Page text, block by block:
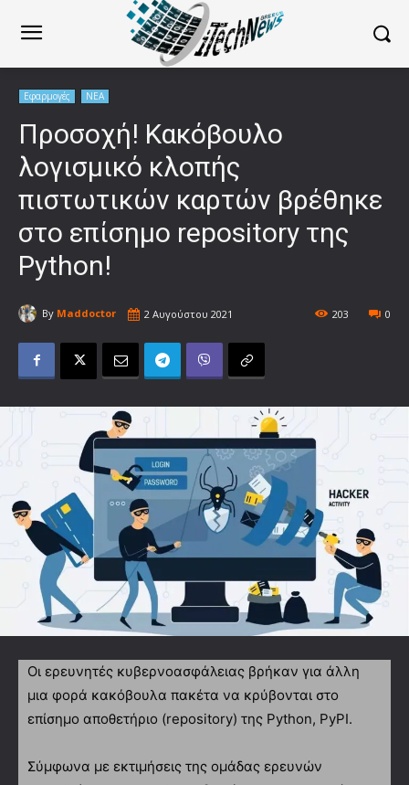
Εφαρμογές ΝΕΑ
Προσοχή! Κακόβουλο
λογισμικό κλοπής
πιστωτικών καρτών βρέθηκε
στο επίσημο repository της
Python!
By Maddoctor 2 Αυγούστου 2021 0
203
Οι ερευνητές κυβερνοασφάλειας βρήκαν για άλλη
μια φορά κακόβουλα πακέτα να κρύβονται στο
επίσημο αποθετήριο (repository) της Python, PyPI.
Σύμφωνα με εκτιμήσεις της ομάδας ερευνών